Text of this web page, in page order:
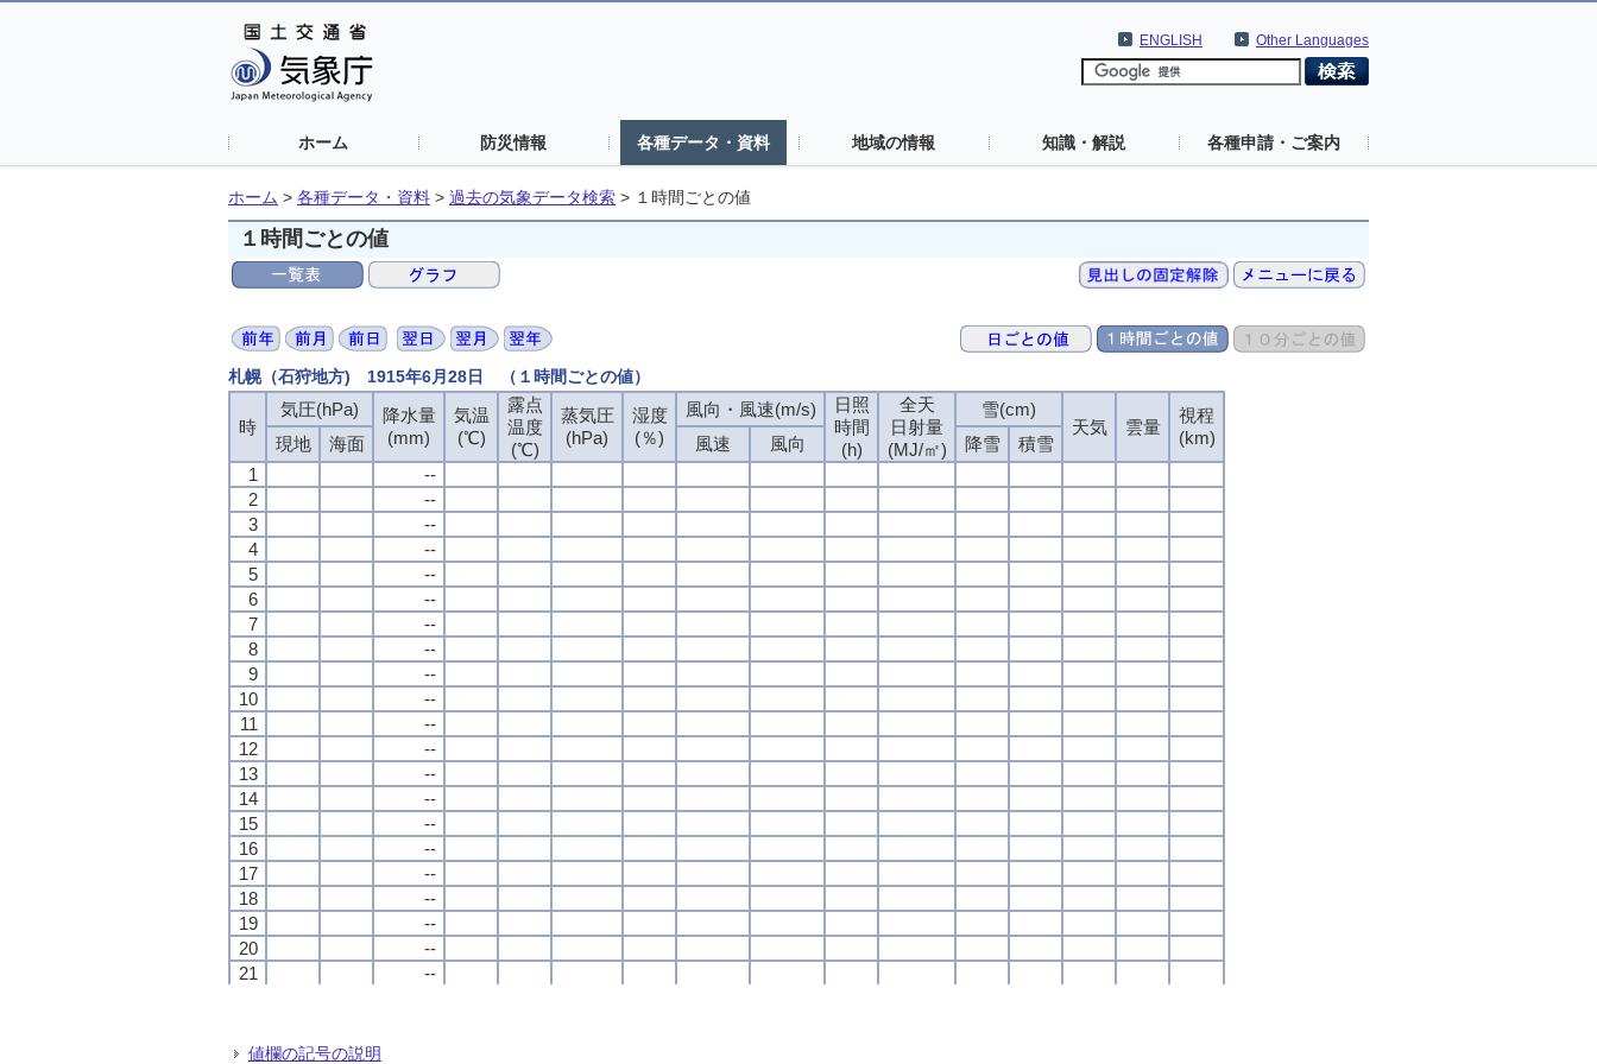
Other Languages
ENGLISH
ホーム 防災情報 各種データ・資料 地域の情報 知識・解説 各種申請・ご案内
ホーム > 各種データ・資料 > 過去の気象データ検索 > １時間ごとの値
１時間ごとの値
札幌（石狩地方) 1915年6月28日 （１時間ごとの値）
時
気圧(hPa)
降水量
(mm)
気温
(℃)
露点
温度
(℃)
蒸気圧
(hPa)
湿度
(％)
風向・風速(m/s)
日照
時間
(h)
全天
日射量
(MJ/㎡)
雪(cm)
天気
雲量
視程
(km)
現地 海面 風速 風向 降雪
積雪
1
--
2
--
3
--
4
--
5
--
6
--
7
--
8
--
9
--
10
--
11
--
12
--
13
--
14
--
15
--
16
--
17
--
18
--
19
--
20
--
21
--
24
時
気圧(hPa)
降水量
(mm)
気温
(℃)
露点
温度
(℃)
蒸気圧
(hPa)
湿度
(％)
風向・風速(m/s)
日照
時間
(h)
全天
日射量
(MJ/㎡)
雪(cm)
天気
雲量
視程
(km)
現地 海面 風速 風向 降雪
積雪
1
--
2
--
3
--
4
--
5
--
6
--
7
--
8
--
9
--
10
--
11
--
12
--
13
--
14
--
15
--
16
--
17
--
18
--
19
--
20
--
21
--
24
時
気圧(hPa)
降水量
(mm)
気温
(℃)
露点
温度
(℃)
蒸気圧
(hPa)
湿度
(％)
風向・風速(m/s)
日照
時間
(h)
全天
日射量
(MJ/㎡)
雪(cm)
天気
雲量
視程
(km)
現地 海面 風速 風向 降雪
積雪
1
--
2
--
3
--
4
--
5
--
6
--
7
--
8
--
9
--
10
--
11
--
12
--
13
--
14
--
15
--
16
--
17
--
18
--
19
--
20
--
21
--
24
時
気圧(hPa)
降水量
(mm)
気温
(℃)
露点
温度
(℃)
蒸気圧
(hPa)
湿度
(％)
風向・風速(m/s)
日照
時間
(h)
全天
日射量
(MJ/㎡)
雪(cm)
天気
雲量
視程
(km)
現地 海面 風速 風向 降雪
積雪
1
--
2
--
3
--
4
--
5
--
6
--
7
--
8
--
9
--
10
--
11
--
12
--
13
--
14
--
15
--
16
--
17
--
18
--
19
--
20
--
21
--
24
値欄の記号の説明